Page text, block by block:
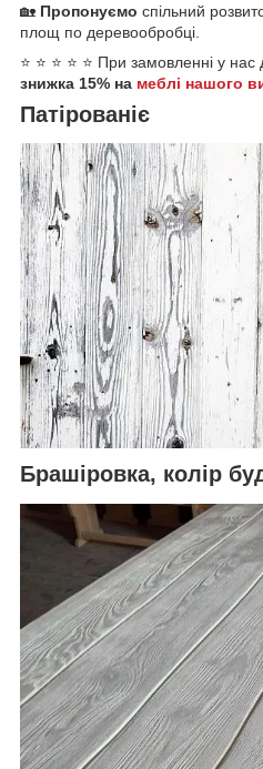
🏡 Пропонуємо спільний
площ по деревообробці.
⭐ ⭐ ⭐ ⭐ ⭐ При замовленні у
знижка 15% на меблі нашого
Патірованіє
Брашіровка, колір